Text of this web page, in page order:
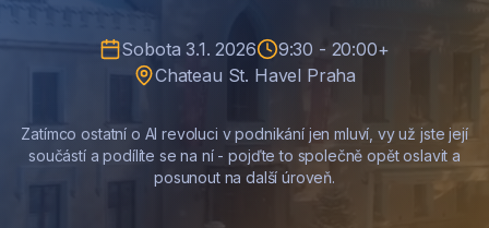
Sobota 3.1. 2026
9:30 - 20:00+
Chateau St. Havel Praha
Zatímco ostatní o AI revoluci v podnikání jen mluví, vy už jste její
součástí a podílíte se na ní - pojďte to společně opět oslavit a
posunout na další úroveň.